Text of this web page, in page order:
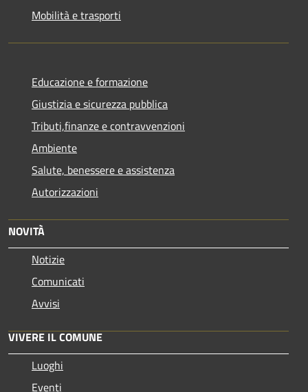
Mobilità e trasporti
Educazione e formazione
Giustizia e sicurezza pubblica
Tributi,finanze e contravvenzioni
Ambiente
Salute, benessere e assistenza
Autorizzazioni
NOVITÀ
Notizie
Comunicati
Avvisi
VIVERE IL COMUNE
Luoghi
Eventi